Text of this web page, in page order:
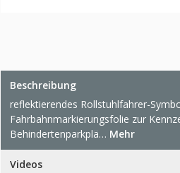
Beschreibung
reflektierendes Rollstuhlfahrer-
Fahrbahnmarkierungsfolie zur
Behindertenparkplä… Mehr
Videos